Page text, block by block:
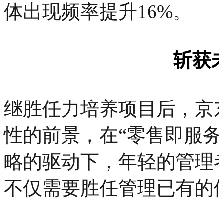
体出现频率提升16%。
斩获
继胜任力培养项目后，
性的前景，在“零售即服
略的驱动下，年轻的管
不仅需要胜任管理已有